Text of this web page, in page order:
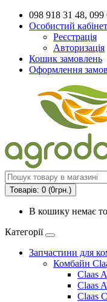
098 918 31 48, 099
Особистий кабінет
Реєстрація
Авторизація
Кошик замовлень
Оформлення
Товарів: 0 (0грн.)
В кошику немає
Категорії
Запчастини для
Комбайн
Claas
Claas
Claas